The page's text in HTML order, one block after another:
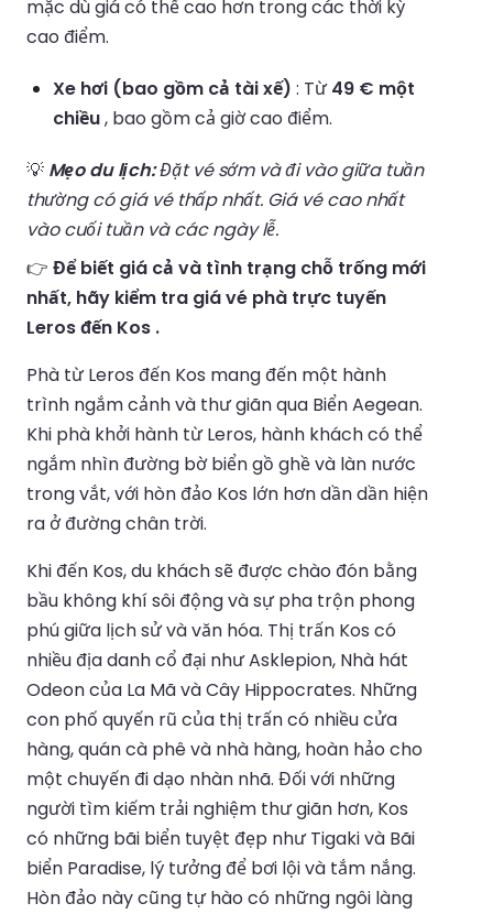
mặc dù giá có thể cao hơn trong các thời kỳ
cao điểm.
Xe hơi (bao gồm cả tài xế) : Từ49 € một
chiều, bao gồm cả giờ cao điểm.
💡 Mẹo du lịch:Đặt vé sớm và đi vào giữa tuần
thường có giá vé thấp nhất. Giá vé cao nhất
vào cuối tuần và các ngày lễ.
👉 Để biết giá cả và tình trạng chỗ trống mới
nhất, hãy kiểm tra giá vé phà trực tuyến
Leros đến Kos .
Phà từ Leros đến Kos mang đến một hành
trình ngắm cảnh và thư giãn qua Biển Aegean.
Khi phà khởi hành từ Leros, hành khách có thể
ngắm nhìn đường bờ biển gồ ghề và làn nước
trong vắt, với hòn đảo Kos lớn hơn dần dần hiện
ra ở đường chân trời.
Khi đến Kos, du khách sẽ được chào đón bằng
bầu không khí sôi động và sự pha trộn phong
phú giữa lịch sử và văn hóa. Thị trấn Kos có
nhiều địa danh cổ đại như Asklepion, Nhà hát
Odeon của La Mã và Cây Hippocrates. Những
con phố quyến rũ của thị trấn có nhiều cửa
hàng, quán cà phê và nhà hàng, hoàn hảo cho
một chuyến đi dạo nhàn nhã. Đối với những
người tìm kiếm trải nghiệm thư giãn hơn, Kos
có những bãi biển tuyệt đẹp như Tigaki và Bãi
biển Paradise, lý tưởng để bơi lội và tắm nắng.
Hòn đảo này cũng tự hào có những ngôi làng